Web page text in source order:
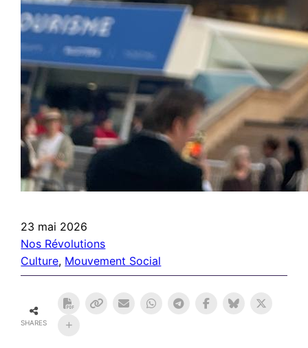
23 mai 2026
Nos Révolutions
Culture, Mouvement Social
SHARES